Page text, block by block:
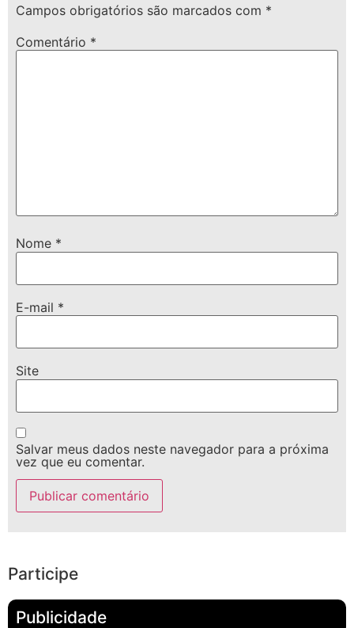
Campos obrigatórios são marcados com *
Comentário *
Nome *
E-mail *
Site
Salvar meus dados neste navegador para a próxima
vez que eu comentar.
Participe
Publicidade